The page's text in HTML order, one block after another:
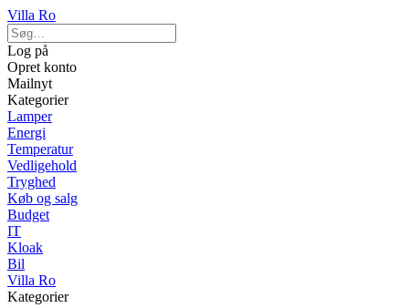
Villa Ro
Log på
Opret konto
Mailnyt
Kategorier
Lamper
Energi
Temperatur
Vedligehold
Tryghed
Køb og salg
Budget
IT
Kloak
Bil
Villa Ro
Kategorier